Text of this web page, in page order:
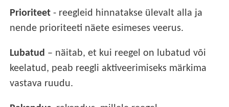
Prioriteet - reegleid hinnatakse ülevalt alla ja
nende prioriteeti näete esimeses veerus.
Lubatud – näitab, et kui reegel on lubatud või
keelatud, peab reegli aktiveerimiseks märkima
vastava ruudu.